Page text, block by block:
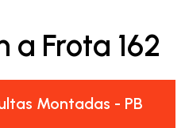
a Frota 162
Montadas - PB